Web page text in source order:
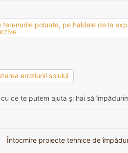
poluate, pe haldele de la
eroziunii solului
ce te putem ajuta și hai să
Întocmire proiecte tehnice de